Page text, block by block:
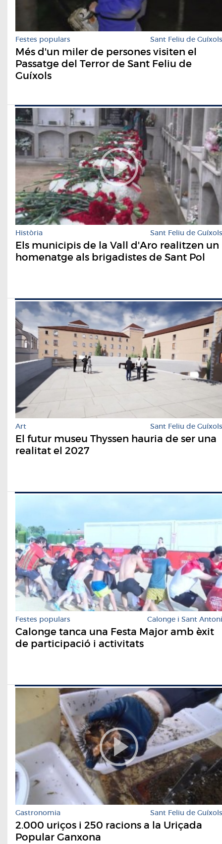
Festes populars Sant Feliu de Guíxols
Més d'un miler de persones visiten el
Passatge del Terror de Sant Feliu de
Guíxols
Història Sant Feliu de Guíxols
Els municipis de la Vall d'Aro realitzen un
homenatge als brigadistes de Sant Pol
Art Sant Feliu de Guíxols
El futur museu Thyssen hauria de ser una
realitat el 2027
Festes populars Calonge i Sant Antoni
Calonge tanca una Festa Major amb èxit
de participació i activitats
Gastronomia Sant Feliu de Guíxols
2.000 uriços i 250 racions a la Uriçada
Popular Ganxona